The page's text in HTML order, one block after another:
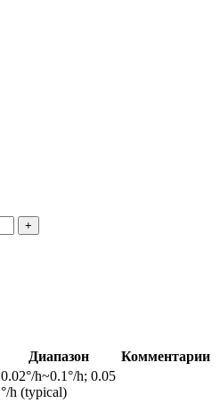
Диапазон
Комментарии
0.02°/h~0.1°/h; 0.05
°/h (typical)